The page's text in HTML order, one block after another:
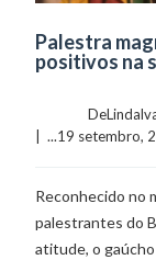
Palestra
positivos na
|  ...19
Reconhecido no
palestrantes do
atitude, o